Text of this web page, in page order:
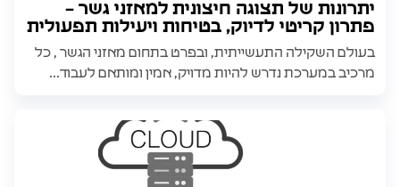
יתרונות של תצוגה חיצונית למאזני גשר –
פתרון קריטי לדיוק, בטיחות ויעילות תפעולית
בעולם השקילה התעשייתית, ובפרט בתחום מאזני הגשר , כל
מרכיב במערכת נדרש להיות מדויק, אמין ומותאם לעבוד...